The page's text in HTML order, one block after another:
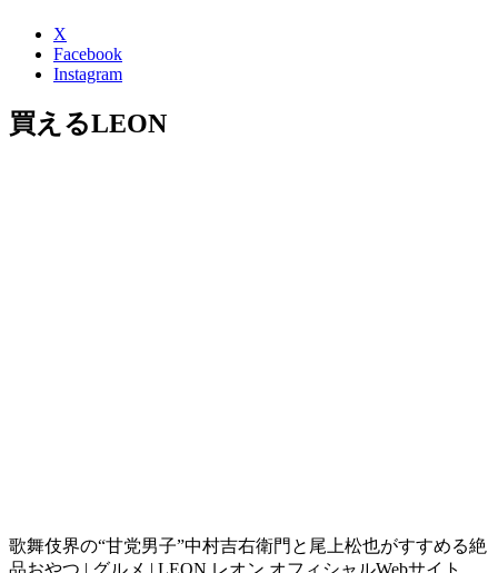
X
Facebook
Instagram
買えるLEON
歌舞伎界の“甘党男子”中村吉右衛門と尾上松也がすすめる絶